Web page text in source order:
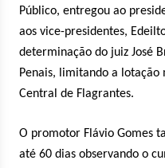
Público, entregou ao
aos vice-presidentes,
determinação do juiz José
Penais, limitando a
Central de Flagrantes.
O promotor Flávio Gomes
até 60 dias observando o